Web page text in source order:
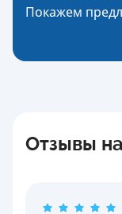
Покажем
Отзывы